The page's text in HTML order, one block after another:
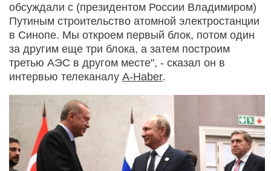
обсуждали с (президентом России Владимиром)
Путиным строительство атомной электростанции
в Синопе. Мы откроем первый блок, потом один
за другим еще три блока, а затем построим
третью АЭС в другом месте", - сказал он в
интервью телеканалу A-Haber.